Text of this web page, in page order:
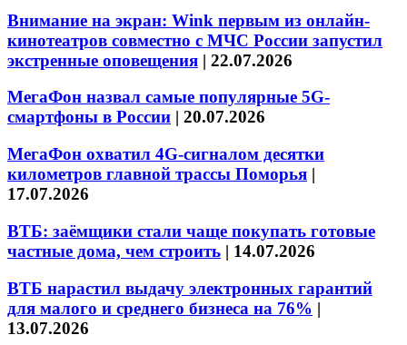
Внимание на экран: Wink первым из онлайн-
кинотеатров совместно с МЧС России запустил
экстренные оповещения | 22.07.2026
МегаФон назвал самые популярные 5G-
смартфоны в России | 20.07.2026
МегаФон охватил 4G-сигналом десятки
километров главной трассы Поморья |
17.07.2026
ВТБ: заёмщики стали чаще покупать готовые
частные дома, чем строить | 14.07.2026
ВТБ нарастил выдачу электронных гарантий
для малого и среднего бизнеса на 76% |
13.07.2026